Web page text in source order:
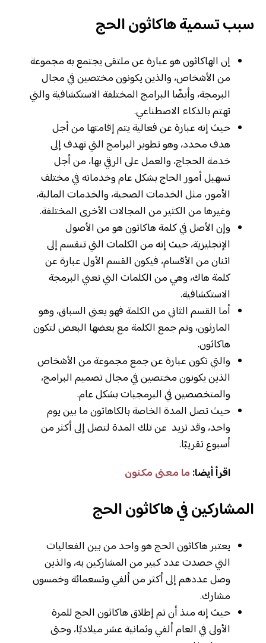
سبب تسمية هاكاثون الحج
إن الهاكاثون هو عبارة عن ملتقى يجتمع به مجموعة
من الأشخاص، والذين يكونون مختصين في مجال
البرمجة، وأيضًا البرامج المختلفة الاستكشافية والتي
تهتم بالذكاء الاصطناعي.
حيث إنه عبارة عن فعالية يتم إقامتها من أجل
هدف محدد، وهو تطوير البرامج التي تهدف إلى
خدمة الحجاج، والعمل على الرقي بها، من أجل
تسهيل أمور الحاج بشكل عام وخدماته في مختلف
الأمور، مثل الخدمات الصحية، والخدمات المالية،
وغيرها من الكثير من المجالات الأخرى المختلفة.
وإن الأصل في كلمة هاكاثون هو من الأصول
الإنجليزية، حيث إنه من الكلمات التي تنقسم إلى
اثنان من الأقسام، فيكون القسم الأول عبارة عن
كلمة هاك، وهي من الكلمات التي تعني البرمجة
الاستكشافية.
أما القسم الثاني من الكلمة فهو يعني السباق، وهو
المارثون، وتم جمع الكلمة مع بعضها البعض لتكون
هاكاثون.
والتي تكون عبارة عن جمع مجموعة من الأشخاص
الذين يكونون مختصين في مجال تصميم البرامج،
والمتخصصين في البرمجيات بشكل عام.
حيث تصل المدة الخاصة بالكاهاثون ما بين يوم
واحد، وقد تزيد عن تلك المدة لتصل إلى أكثر من
أسبوع تقريبًا.
اقرأ أيضا: ما معنى مكنون
المشاركين في هاكاثون الحج
يعتبر هاكاثون الحج هو واحد من بين الفعاليات
التي حصدت عدد كبير من المشاركين به، والذين
وصل عددهم إلى أكثر من ألفي وتسعمائة وخمسون
مشارك.
حيث إنه منذ أن تم إطلاق هاكاثون الحج للمرة
الأولى في العام ألفي وثمانية عشر ميلاديًا، وحتى